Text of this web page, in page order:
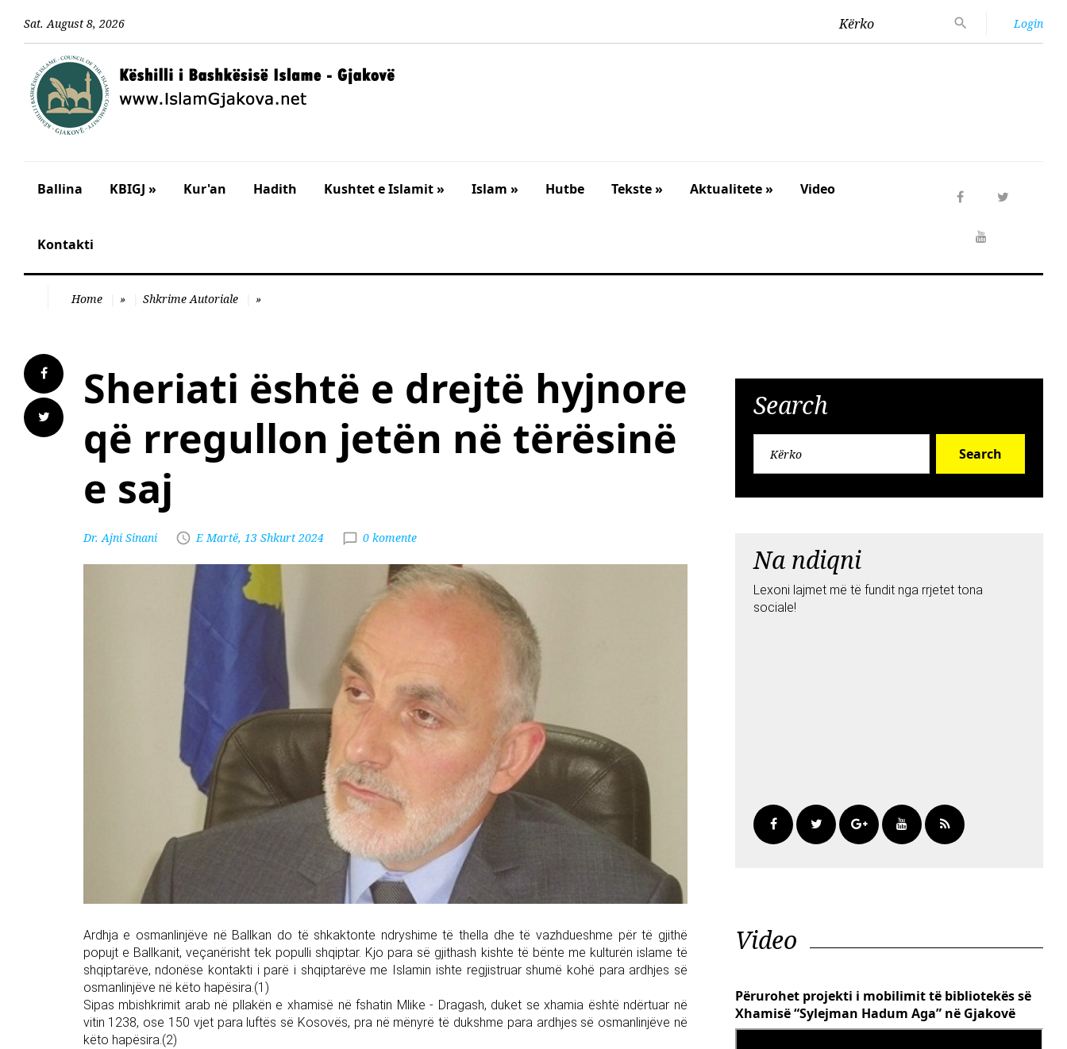
Sat. August 8, 2026 Kërko Login
Ballina KBIGJ » Kur'an Hadith Kushtet e Islamit » Islam » Hutbe Tekste » Aktualitete » Video
Kontakti
Home » Shkrime Autoriale »
Sheriati është e drejtë hyjnore
që rregullon jetën në tërësinë
e saj
Dr. Ajni Sinani E Martë, 13 Shkurt 2024 0 komente
Ardhja e osmanlinjëve në Ballkan do të shkaktonte ndryshime të thella dhe të vazhdueshme për të gjithë
popujt e Ballkanit, veçanërisht tek populli shqiptar. Kjo para së gjithash kishte të bënte me kulturën islame të
shqiptarëve, ndonëse kontakti i parë i shqiptarëve me Islamin ishte regjistruar shumë kohë para ardhjes së
osmanlinjëve në këto hapësira.(1)
Sipas mbishkrimit arab në pllakën e xhamisë në fshatin Mlike - Dragash, duket se xhamia është ndërtuar në
vitin 1238, ose 150 vjet para luftës së Kosovës, pra në mënyrë të dukshme para ardhjes së osmanlinjëve në
këto hapësira.(2)
Search
Search
Na ndiqni
Lexoni lajmet më të fundit nga rrjetet tona
sociale!
Video
Përurohet projekti i mobilimit të bibliotekës së
Xhamisë “Sylejman Hadum Aga” në Gjakovë